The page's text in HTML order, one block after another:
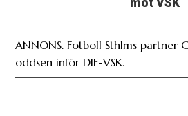
mot VSK
ANNONS. Fotboll Sthlms partner
oddsen inför DIF-VSK.